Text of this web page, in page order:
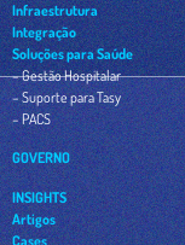
Infraestrutura
Integração
Soluções para Saúde
– Gestão Hospitalar
– Suporte para Tasy
– PACS
GOVERNO
INSIGHTS
Artigos
Cases